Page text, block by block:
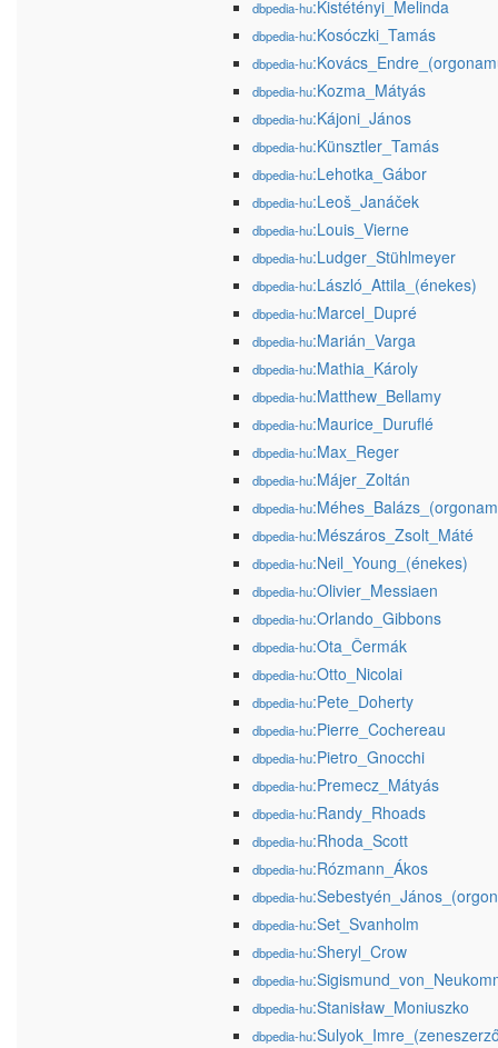
dbpedia-hu:Kistétényi_Melinda
dbpedia-hu:Kosóczki_Tamás
dbpedia-hu
dbpedia-hu:Kozma_Mátyás
dbpedia-hu:Kájoni_János
dbpedia-hu:Künsztler_Tamás
dbpedia-hu:Lehotka_Gábor
dbpedia-hu:Leoš_Janáček
dbpedia-hu:Louis_Vierne
dbpedia-hu:Ludger_Stühlmeyer
dbpedia-hu:László_Attila_(énekes)
dbpedia-hu:Marcel_Dupré
dbpedia-hu:Marián_Varga
dbpedia-hu:Mathia_Károly
dbpedia-hu:Matthew_Bellamy
dbpedia-hu:Maurice_Duruflé
dbpedia-hu:Max_Reger
dbpedia-hu:Májer_Zoltán
dbpedia-hu
dbpedia-hu:Mészáros_Zsolt_Máté
dbpedia-hu:Neil_Young_(énekes)
dbpedia-hu:Olivier_Messiaen
dbpedia-hu:Orlando_Gibbons
dbpedia-hu:Ota_Čermák
dbpedia-hu:Otto_Nicolai
dbpedia-hu:Pete_Doherty
dbpedia-hu:Pierre_Cochereau
dbpedia-hu:Pietro_Gnocchi
dbpedia-hu:Premecz_Mátyás
dbpedia-hu:Randy_Rhoads
dbpedia-hu:Rhoda_Scott
dbpedia-hu:Rózmann_Ákos
dbpedia-hu
dbpedia-hu:Set_Svanholm
dbpedia-hu:Sheryl_Crow
dbpedia-hu
dbpedia-hu:Stanisław_Moniuszko
dbpedia-hu